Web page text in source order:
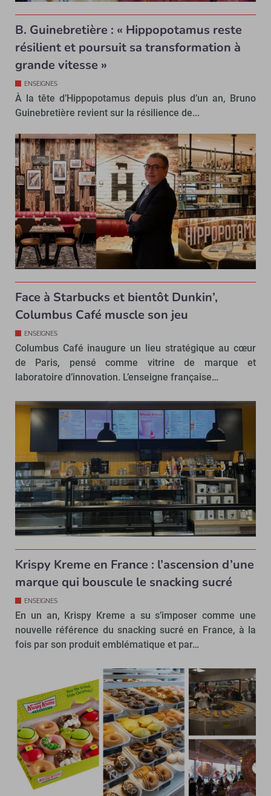
B. Guinebretière : « Hippopotamus reste
résilient et poursuit sa transformation à
grande vitesse »
ENSEIGNES
À la tête d’Hippopotamus depuis plus d’un an, Bruno
Guinebretière revient sur la résilience de...
Face à Starbucks et bientôt Dunkin’,
Columbus Café muscle son jeu
ENSEIGNES
Columbus Café inaugure un lieu stratégique au cœur
de Paris, pensé comme vitrine de marque et
laboratoire d’innovation. L’enseigne française…
Krispy Kreme en France : l’ascension d’une
marque qui bouscule le snacking sucré
ENSEIGNES
En un an, Krispy Kreme a su s’imposer comme une
nouvelle référence du snacking sucré en France, à la
fois par son produit emblématique et par…